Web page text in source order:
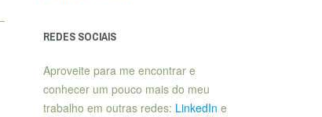
REDES SOCIAIS
Aproveite para me encontrar e
conhecer um pouco mais do meu
trabalho em outras redes: LinkedIn e